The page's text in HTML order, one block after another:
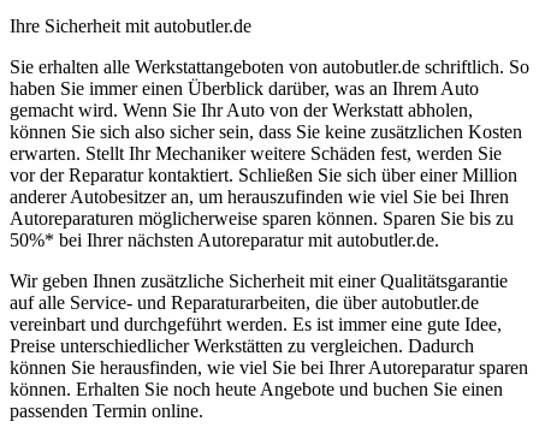
Ihre Sicherheit mit autobutler.de
Sie erhalten alle Werkstattangeboten von autobutler.de schriftlich. So
haben Sie immer einen Überblick darüber, was an Ihrem Auto
gemacht wird. Wenn Sie Ihr Auto von der Werkstatt abholen,
können Sie sich also sicher sein, dass Sie keine zusätzlichen Kosten
erwarten. Stellt Ihr Mechaniker weitere Schäden fest, werden Sie
vor der Reparatur kontaktiert. Schließen Sie sich über einer Million
anderer Autobesitzer an, um herauszufinden wie viel Sie bei Ihren
Autoreparaturen möglicherweise sparen können. Sparen Sie bis zu
50%* bei Ihrer nächsten Autoreparatur mit autobutler.de.
Wir geben Ihnen zusätzliche Sicherheit mit einer Qualitätsgarantie
auf alle Service- und Reparaturarbeiten, die über autobutler.de
vereinbart und durchgeführt werden. Es ist immer eine gute Idee,
Preise unterschiedlicher Werkstätten zu vergleichen. Dadurch
können Sie herausfinden, wie viel Sie bei Ihrer Autoreparatur sparen
können. Erhalten Sie noch heute Angebote und buchen Sie einen
passenden Termin online.